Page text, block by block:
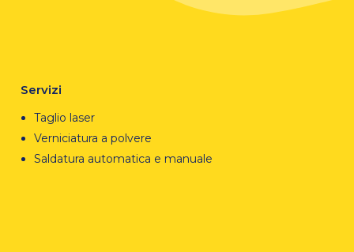
Servizi
Taglio laser
Verniciatura a polvere
Saldatura automatica e manuale